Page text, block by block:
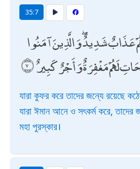
35:7
عَذَابٌ شَدِيدٌ ۖ وَالَّذِينَ آمَنُوا
لَهُمْ مَغْفِرَةٌ وَأَجْرٌ كَبِيرٌ
যারা কুফর করে তাদের জন্যে রয়েছে
যারা ঈমান আনে ও সৎকর্ম করে, তাদের
মহা পুরস্কার।